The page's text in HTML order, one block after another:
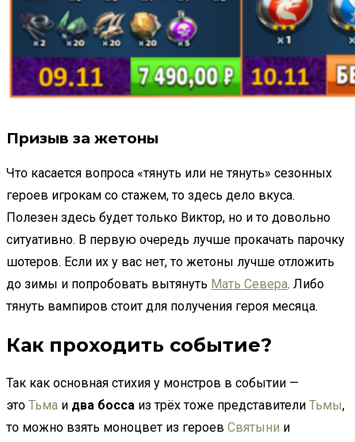
Призыв за жетоны
Что касается вопроса «тянуть или не тянуть» сезонных
героев игрокам со стажем, то здесь дело вкуса.
Полезен здесь будет только Виктор, но и то довольно
ситуативно. В первую очередь лучше прокачать парочку
шотеров. Если их у вас нет, то жетоны лучше отложить
до зимы и попробовать вытянуть Мать Севера. Либо
тянуть вампиров стоит для получения героя месяца.
Как проходить событие?
Так как основная стихия у монстров в событии —
это Тьма и два босса из трёх тоже представители Тьмы,
то можно взять моноцвет из героев Святыни и